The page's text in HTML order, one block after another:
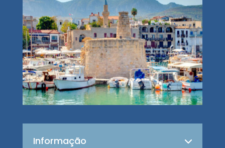
Informação